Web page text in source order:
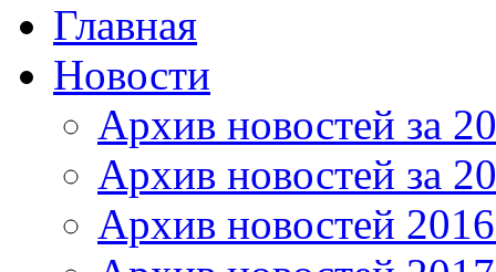
Главная
Новости
Архив новостей за
Архив новостей за
Архив новостей